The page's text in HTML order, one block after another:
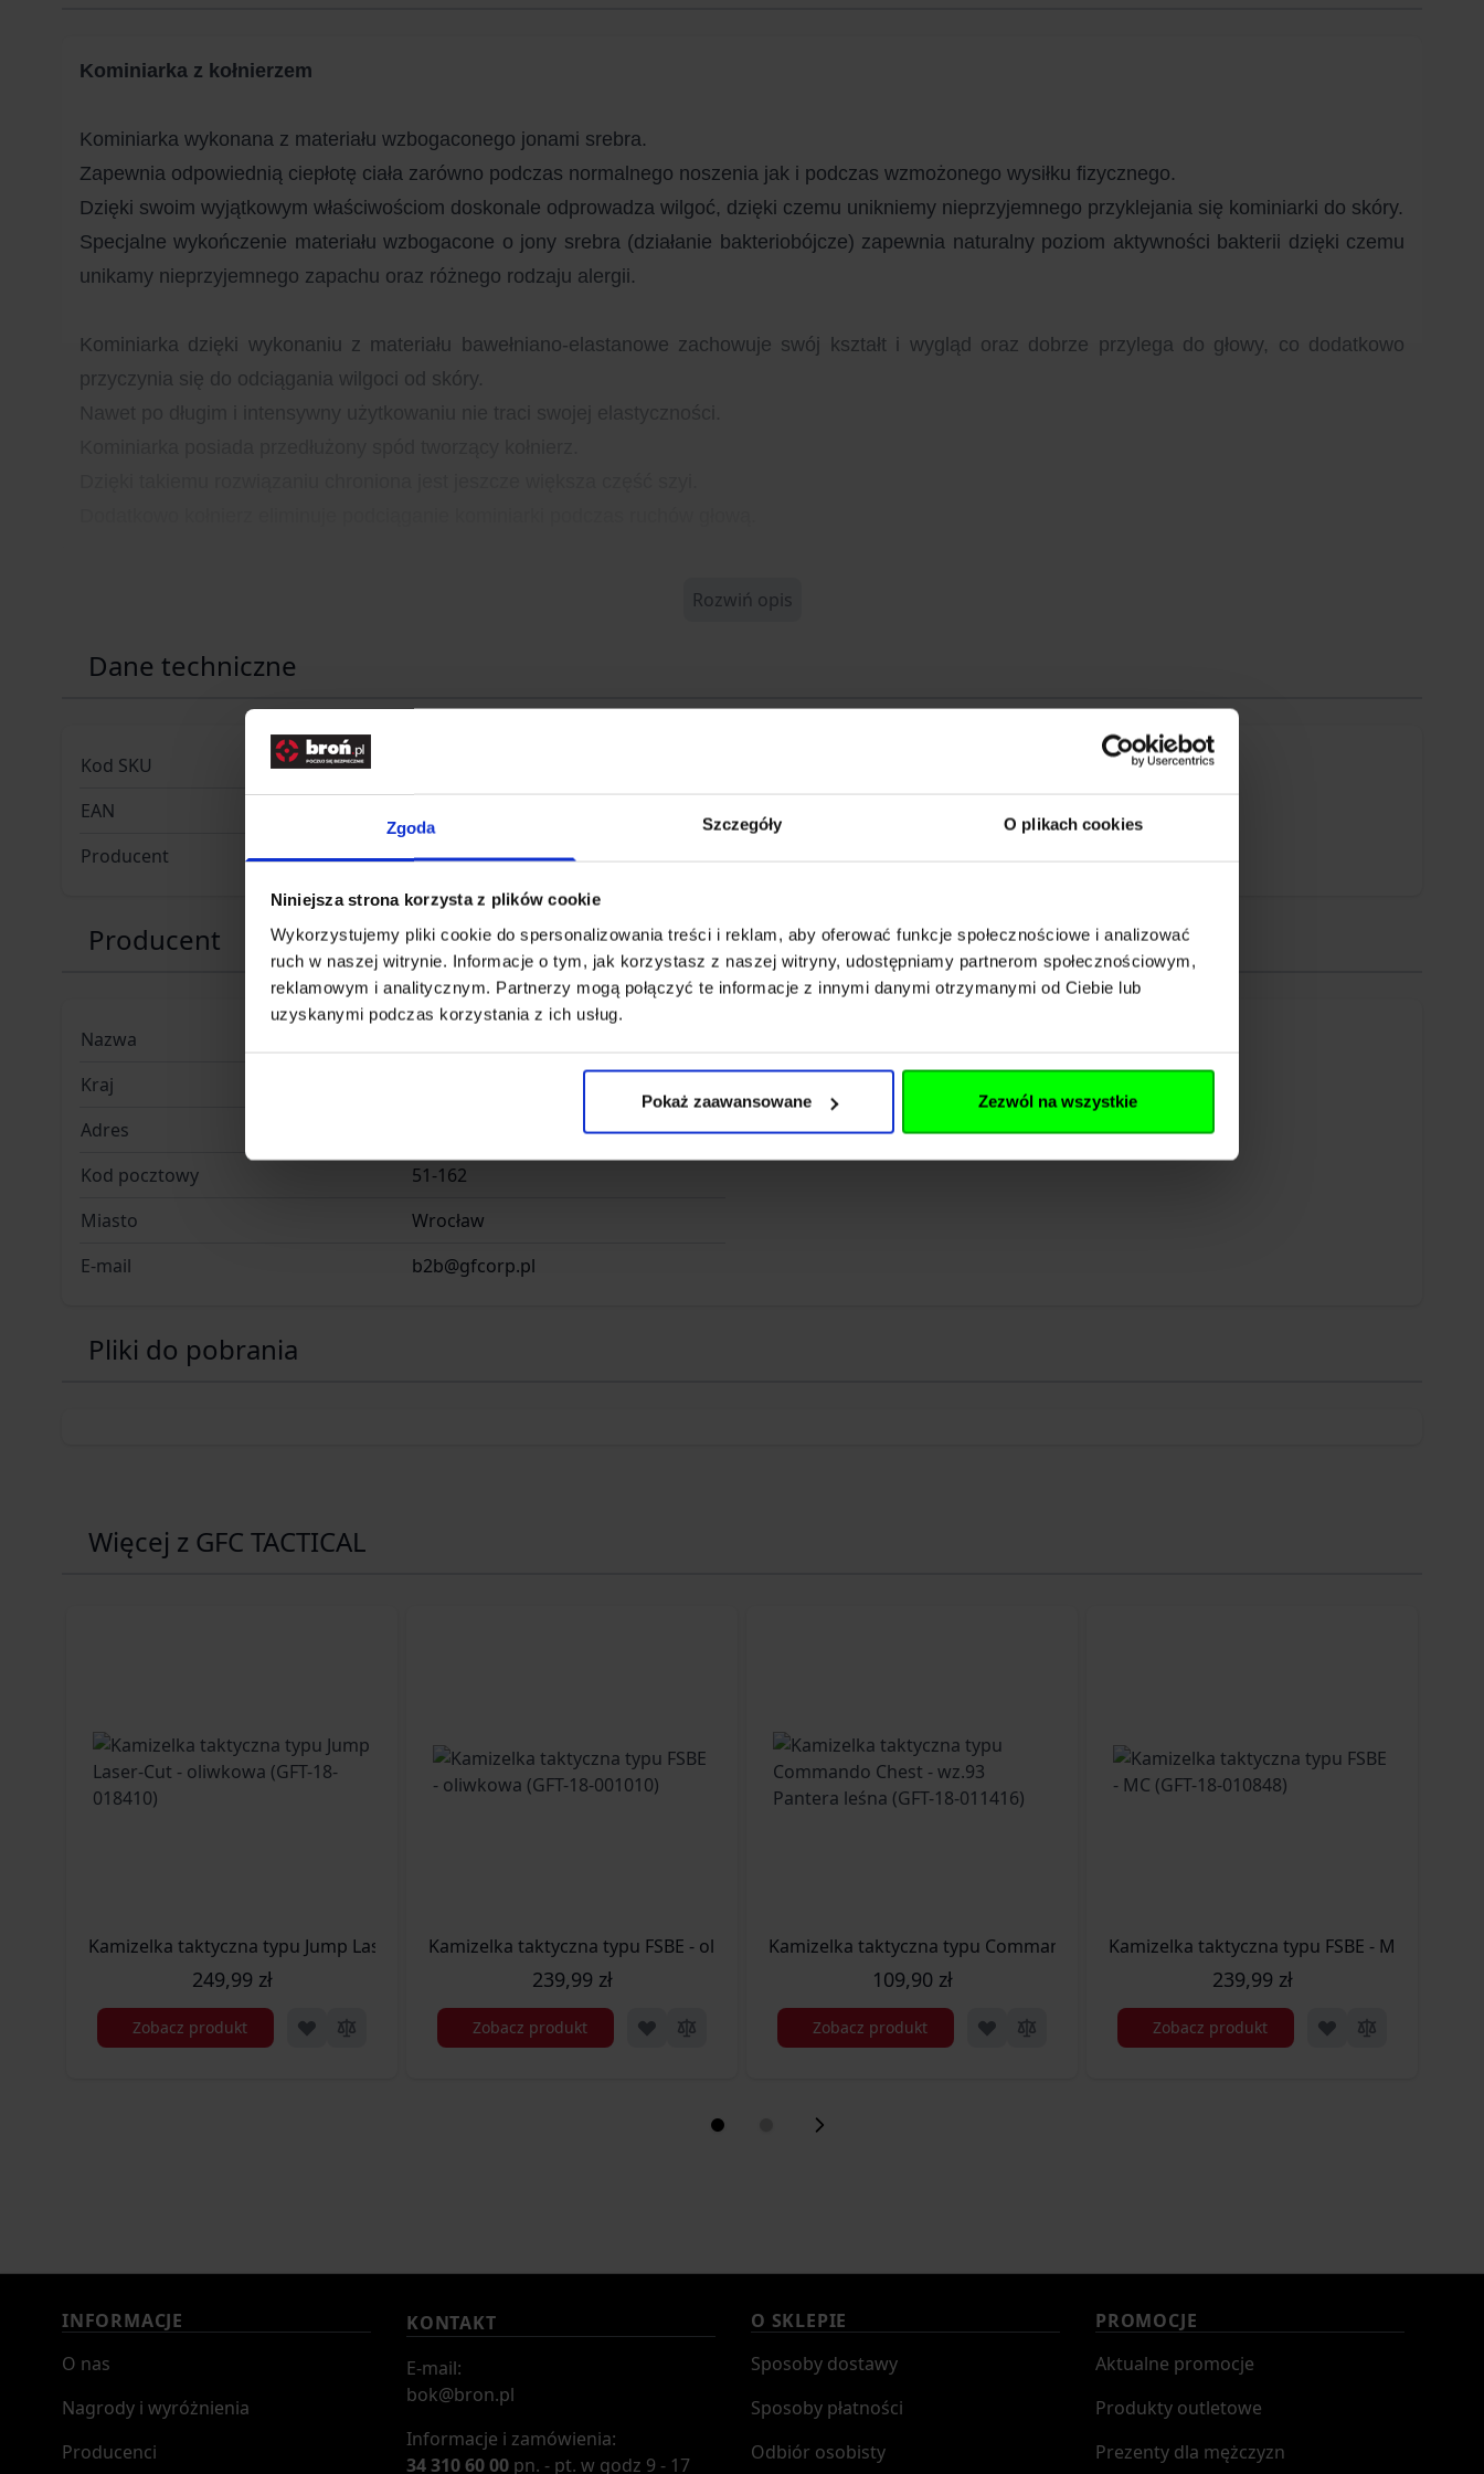
Zgoda Szczegóły O plikach cookies
Niniejsza strona korzysta z plików cookie
Wykorzystujemy pliki cookie do spersonalizowania treści i reklam, aby oferować funkcje społecznościowe i analizować
ruch w naszej witrynie. Informacje o tym, jak korzystasz z naszej witryny, udostępniamy partnerom społecznościowym,
reklamowym i analitycznym. Partnerzy mogą połączyć te informacje z innymi danymi otrzymanymi od Ciebie lub
uzyskanymi podczas korzystania z ich usług.
Pokaż zaawansowane Zezwól na wszystkie
Kominiarka z kołnierzem
Kominiarka wykonana z materiału wzbogaconego jonami srebra.
Zapewnia odpowiednią ciepłotę ciała zarówno podczas normalnego noszenia jak i podczas wzmożonego wysiłku fizycznego.
Dzięki swoim wyjątkowym właściwościom doskonale odprowadza wilgoć, dzięki czemu unikniemy nieprzyjemnego przyklejania się kominiarki do skóry.
Specjalne wykończenie materiału wzbogacone o jony srebra (działanie bakteriobójcze) zapewnia naturalny poziom aktywności bakterii dzięki czemu
unikamy nieprzyjemnego zapachu oraz różnego rodzaju alergii.
Kominiarka dzięki wykonaniu z materiału bawełniano-elastanowe zachowuje swój kształt i wygląd oraz dobrze przylega do głowy, co dodatkowo
przyczynia się do odciągania wilgoci od skóry.
Rozwiń opis
Dane techniczne
Kod SKU
EAN
Producent
GFC TACTICAL
Producent
Nazwa
Kraj
Adres
ul. Jana Długosza 42-46
Kod pocztowy
51-162
Miasto
Wrocław
E-mail
b2b@gfcorp.pl
Pliki do pobrania
Więcej z GFC TACTICAL
Kamizelka taktyczna typu Jump Laser-Cut - oliwkowa (GFT-18-018410)
249,99 zł
Zobacz produkt
Kamizelka taktyczna typu FSBE - oliwkowa (GFT-18-001010)
239,99 zł
Zobacz produkt
Kamizelka taktyczna typu Commando Chest - wz.93 Pantera leśna (GFT-18-011416)
109,90 zł
Zobacz produkt
Kamizelka taktyczna typu FSBE - MC (GFT-
239,99 zł
Zobacz produkt
INFORMACJE
O nas
Nagrody i wyróżnienia
Producenci
KONTAKT
E-mail:
bok@bron.pl
Informacje i zamówienia:
34 310 60 00 pn. - pt. w godz 9 - 17
O SKLEPIE
Sposoby dostawy
Sposoby płatności
Odbiór osobisty
PROMOCJE
Aktualne promocje
Produkty outletowe
Prezenty dla mężczyzn